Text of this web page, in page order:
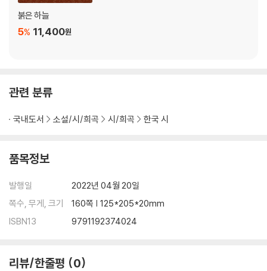
김효운 외연도 보름달은 외 1편
김해인 섬 사내 외 1편
김 승 시집과 감귤 외 1편
구경임 성에꽃 외 1편
붉은 하늘
11,400원
5%
관련 분류
국내도서 소설/시/희곡 시/희곡 한국 시
품목정보
발행일
2022년 04월 20일
쪽수, 무게, 크기
160쪽 | 125*205*20mm
ISBN13
9791192374024
리뷰/한줄평 0